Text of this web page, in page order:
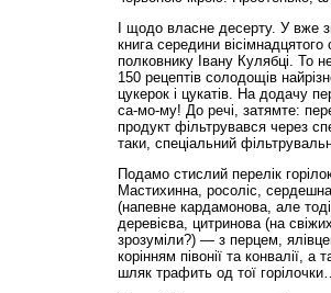
І щодо власне десерту. У вже
книга середини
полковнику Івану Кулябці. То
150 рецептів солодощів
цукерок і цукатів. На додачу
са-мо-му! До речі, затямте:
продукт фільтрувався через
таки, спеціальний
Подамо стислий перелік
Мастихинна, росоліс,
(напевне кардамонова, але
деревієва, цитринова (на
зрозуміли?) — з перцем,
корінням півонії та конвалії,
шляк трафить од тої горілочки…